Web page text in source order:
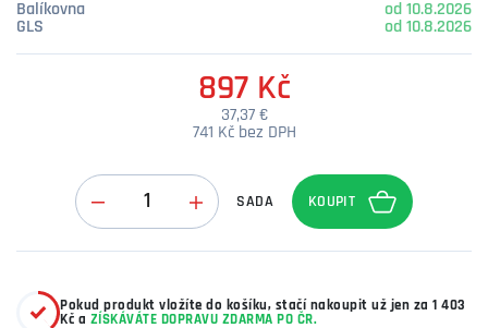
Balíkovna
od 10.8.2026
GLS
od 10.8.2026
897 Kč
37,37 €
741 Kč bez DPH
SADA
Pokud produkt vložíte do košíku, stačí nakoupit už jen za 1 403
Kč a ZÍSKÁVÁTE DOPRAVU ZDARMA PO ČR.